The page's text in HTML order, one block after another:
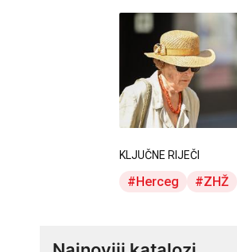
KLJUČNE RIJEČI
Herceg ZHŽ